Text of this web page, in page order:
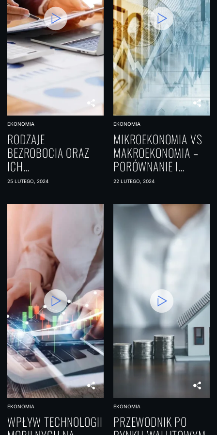
EKONOMIA
RODZAJE
BEZROBOCIA ORAZ
ICH
CHARAKTERYSTYKA
25 LUTEGO, 2024
EKONOMIA
MIKROEKONOMIA VS
MAKROEKONOMIA –
PORÓWNANIE I
ZASTOSOWANIE
22 LUTEGO, 2024
EKONOMIA
WPŁYW TECHNOLOGII
EKONOMIA
PRZEWODNIK PO